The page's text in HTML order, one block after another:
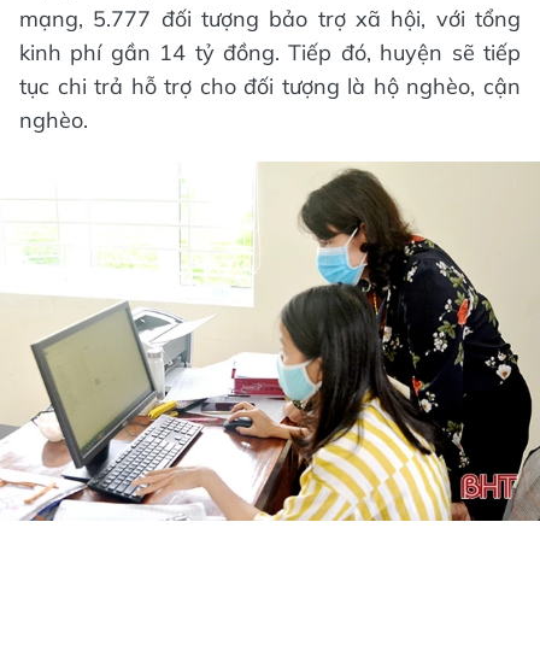
mạng, 5.777 đối tượng bảo trợ xã hội, với tổng
kinh phí gần 14 tỷ đồng. Tiếp đó, huyện sẽ tiếp
tục chi trả hỗ trợ cho đối tượng là hộ nghèo, cận
nghèo.